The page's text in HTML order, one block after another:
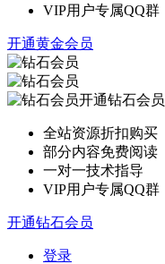
VIP用户专属QQ群
开通黄金会员
开通钻石会员
全站资源折扣购买
部分内容免费阅读
一对一技术指导
VIP用户专属QQ群
开通钻石会员
登录